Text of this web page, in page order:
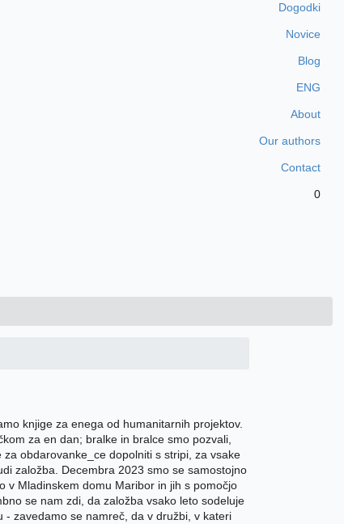
Dogodki
Novice
Blog
ENG
About
Our authors
Contact
0
knjige za enega od humanitarnih projektov.
za en dan; bralke in bralce smo pozvali,
obdarovanke_ce dopolniti s stripi, za vsake
založba. Decembra 2023 smo se samostojno
v Mladinskem domu Maribor in jih s pomočjo
se nam zdi, da založba vsako leto sodeluje
zavedamo se namreč, da v družbi, v kateri